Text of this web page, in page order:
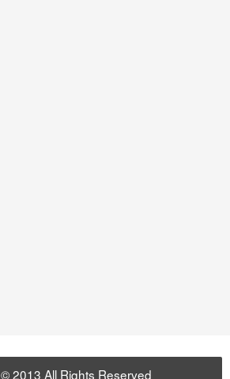
© 2013 All Rights Reserved